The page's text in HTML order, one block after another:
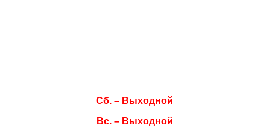
Сб. – Выходной
Вс. – Выходной